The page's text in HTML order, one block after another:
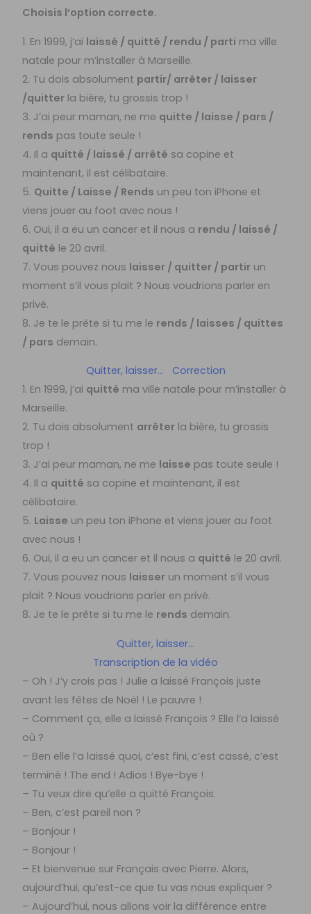
Choisis l’option correcte.
1. En 1999, j’ai laissé / quitté / rendu / parti ma ville
natale pour m’installer à Marseille.
2. Tu dois absolument partir/ arrêter / laisser
/quitter la bière, tu grossis trop !
3. J’ai peur maman, ne me quitte / laisse / pars /
rends pas toute seule !
4. Il a quitté / laissé / arrêté sa copine et
maintenant, il est célibataire.
5. Quitte / Laisse / Rends un peu ton iPhone et
viens jouer au foot avec nous !
6. Oui, il a eu un cancer et il nous a rendu / laissé /
quitté le 20 avril.
7. Vous pouvez nous laisser / quitter / partir un
moment s’il vous plait ? Nous voudrions parler en
privé.
8. Je te le prête si tu me le rends / laisses / quittes
/ pars demain.
Quitter, laisser… Correction
1. En 1999, j’ai quitté ma ville natale pour m’installer à
Marseille.
2. Tu dois absolument arrêter la bière, tu grossis
trop !
3. J’ai peur maman, ne me laisse pas toute seule !
4. Il a quitté sa copine et maintenant, il est
célibataire.
5. Laisse un peu ton iPhone et viens jouer au foot
avec nous !
6. Oui, il a eu un cancer et il nous a quitté le 20 avril.
7. Vous pouvez nous laisser un moment s’il vous
plait ? Nous voudrions parler en privé.
8. Je te le prête si tu me le rends demain.
Quitter, laisser…
Transcription de la vidéo
– Oh ! J’y crois pas ! Julie a laissé François juste
avant les fêtes de Noël ! Le pauvre !
– Comment ça, elle a laissé François ? Elle l’a laissé
où ?
– Ben elle l’a laissé quoi, c’est fini, c’est cassé, c’est
terminé ! The end ! Adios ! Bye-bye !
– Tu veux dire qu’elle a quitté François.
– Ben, c’est pareil non ?
– Bonjour !
– Bonjour !
– Et bienvenue sur Français avec Pierre. Alors,
aujourd’hui, qu’est-ce que tu vas nous expliquer ?
– Aujourd’hui, nous allons voir la différence entre